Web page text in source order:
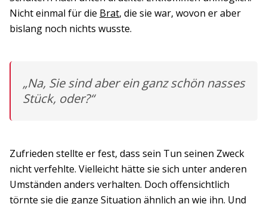
Nicht einmal für die Brat, die sie war, wovon er aber
bislang noch nichts wusste.
„Na, Sie sind aber ein ganz schön nasses
Stück, oder?“
Zufrieden stellte er fest, dass sein Tun seinen Zweck
nicht verfehlte. Vielleicht hätte sie sich unter anderen
Umständen anders verhalten. Doch offensichtlich
törnte sie die ganze Situation ähnlich an wie ihn. Und